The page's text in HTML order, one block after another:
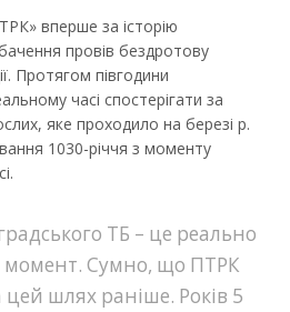
вперше за історію
провів бездротову
Протягом півгодини
часі спостерігати за
яке проходило на березі р.
1030-річчя з моменту
ТБ – це реально
момент. Сумно, що ПТРК
шлях раніше. Років 5